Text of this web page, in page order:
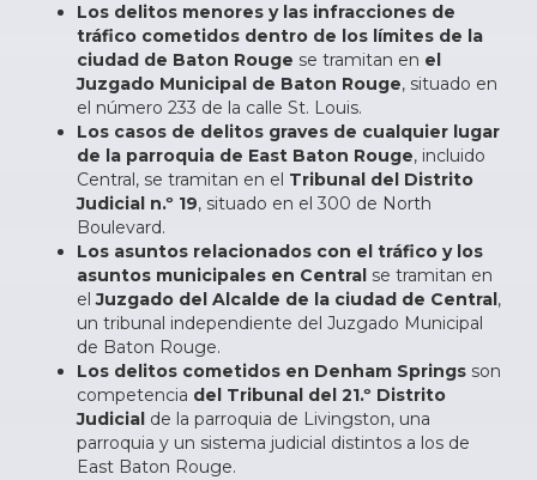
Los delitos menores y las infracciones de
tráfico cometidos dentro de los límites de la
ciudad de Baton Rouge se tramitan en el
Juzgado Municipal de Baton Rouge, situado en
el número 233 de la calle St. Louis.
Los casos de delitos graves de cualquier lugar
de la parroquia de East Baton Rouge, incluido
Central, se tramitan en el Tribunal del Distrito
Judicial n.º 19, situado en el 300 de North
Boulevard.
Los asuntos relacionados con el tráfico y los
asuntos municipales en Central se tramitan en
elJuzgado del Alcalde de la ciudad de Central ,
un tribunal independiente del Juzgado Municipal
de Baton Rouge.
Los delitos cometidos en Denham Springs son
competencia del Tribunal del 21.º Distrito
Judicial de la parroquia de Livingston, una
parroquia y un sistema judicial distintos a los de
East Baton Rouge.